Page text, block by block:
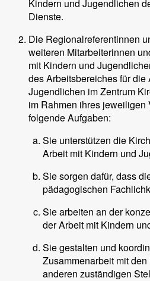
Kindern und Jugendlichen
Dienste.
Die Regionalreferentinnen
weiteren Mitarbeiterinnen
mit Kindern und
des Arbeitsbereiches für die
Jugendlichen im Zentrum
im Rahmen ihres
folgende Aufgaben:
Sie unterstützen die
Arbeit mit Kindern und
Sie sorgen dafür, dass
pädagogischen
Sie arbeiten an der
der Arbeit mit Kindern
Sie gestalten und
Zusammenarbeit mit
anderen zuständigen